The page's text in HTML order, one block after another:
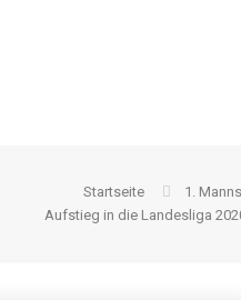
Startseite
1.
Aufstieg in die Landesliga